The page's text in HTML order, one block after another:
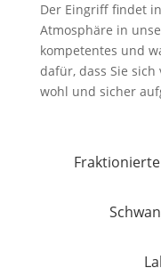
Der Eingriff findet
Atmosphäre in
kompetentes und
dafür, dass Sie
wohl und sicher